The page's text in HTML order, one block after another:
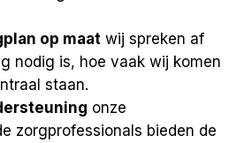
op maat wij spreken af
nodig is, hoe vaak wij komen
staan.
onze
zorgprofessionals bieden de